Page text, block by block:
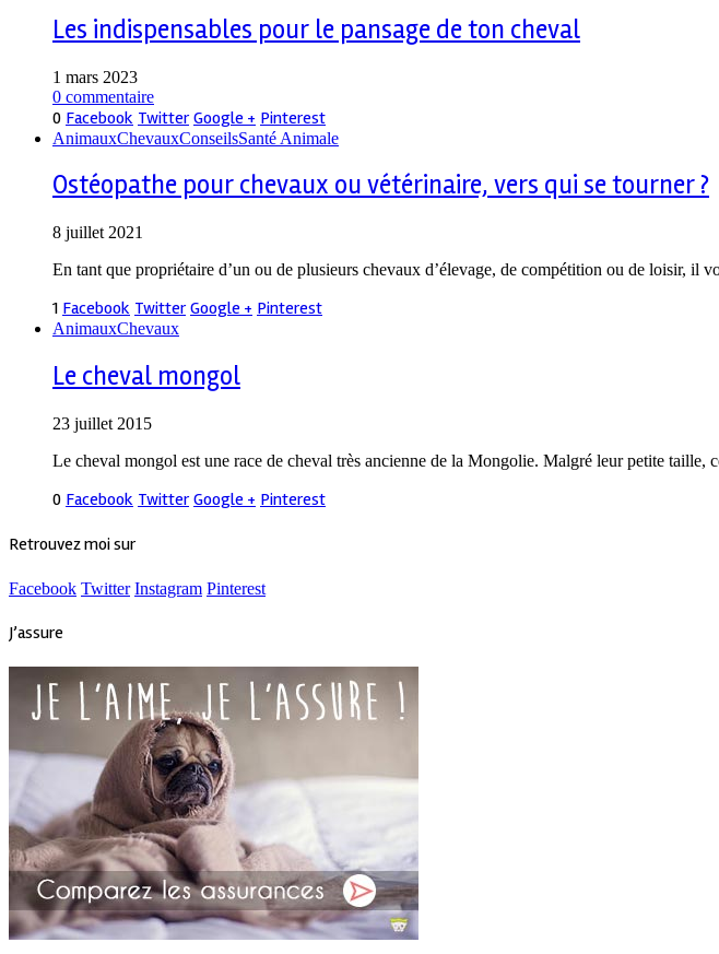
Les indispensables pour le pansage de ton cheval
1 mars 2023
0 commentaire
0 Facebook Twitter Google + Pinterest
AnimauxChevauxConseilsSanté Animale
Ostéopathe pour chevaux ou vétérinaire, vers qui se tourner ?
8 juillet 2021
En tant que propriétaire d’un ou de plusieurs chevaux d’élevage, de compétition ou de loisir,
1 Facebook Twitter Google + Pinterest
AnimauxChevaux
Le cheval mongol
23 juillet 2015
Le cheval mongol est une race de cheval très ancienne de la Mongolie. Malgré leur petite
0 Facebook Twitter Google + Pinterest
Retrouvez moi sur
Facebook Twitter Instagram Pinterest
J’assure